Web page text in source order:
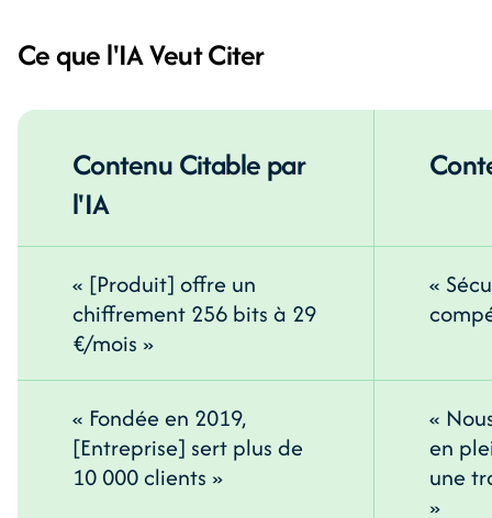
Ce que l'IA Veut Citer
Contenu Citable par
l'IA
« [Produit] offre un
chiffrement 256 bits à 29
€/mois »
«
« Fondée en 2019,
[Entreprise] sert plus de
10 000 clients »
«
en
une
»